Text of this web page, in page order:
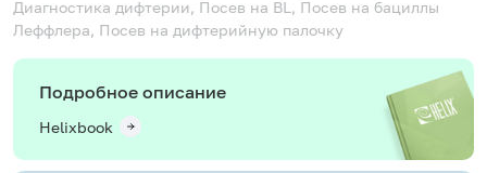
Диагностика дифтерии, Посев на BL, Посев на бациллы
Леффлера, Посев на дифтерийную палочку
Подробное описание
Helixbook